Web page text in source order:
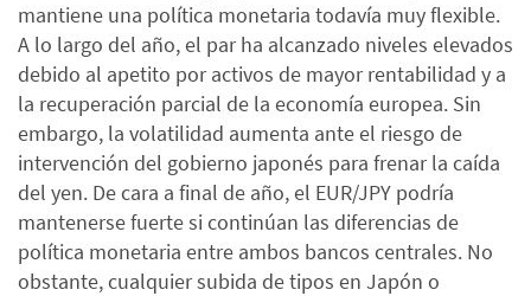
mantiene una política monetaria todavía muy flexible.
A lo largo del año, el par ha alcanzado niveles elevados
debido al apetito por activos de mayor rentabilidad y a
la recuperación parcial de la economía europea. Sin
embargo, la volatilidad aumenta ante el riesgo de
intervención del gobierno japonés para frenar la caída
del yen. De cara a final de año, el EUR/JPY podría
mantenerse fuerte si continúan las diferencias de
política monetaria entre ambos bancos centrales. No
obstante, cualquier subida de tipos en Japón o